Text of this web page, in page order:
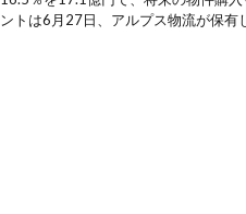
ントは6月27日、アルプス物流が保有